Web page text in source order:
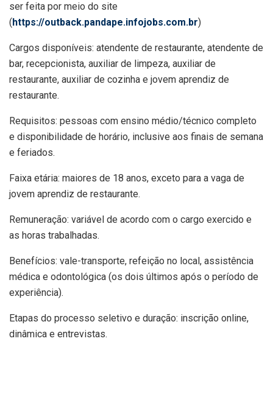
ser feita por meio do site
( https://outback.pandape.infojobs.com.br)
Cargos disponíveis: atendente de restaurante, atendente de
bar, recepcionista, auxiliar de limpeza, auxiliar de
restaurante, auxiliar de cozinha e jovem aprendiz de
restaurante.
Requisitos: pessoas com ensino médio/técnico completo
e disponibilidade de horário, inclusive aos finais de semana
e feriados.
Faixa etária: maiores de 18 anos, exceto para a vaga de
jovem aprendiz de restaurante.
Remuneração: variável de acordo com o cargo exercido e
as horas trabalhadas.
Benefícios: vale-transporte, refeição no local, assistência
médica e odontológica (os dois últimos após o período de
experiência).
Etapas do processo seletivo e duração: inscrição online,
dinâmica e entrevistas.